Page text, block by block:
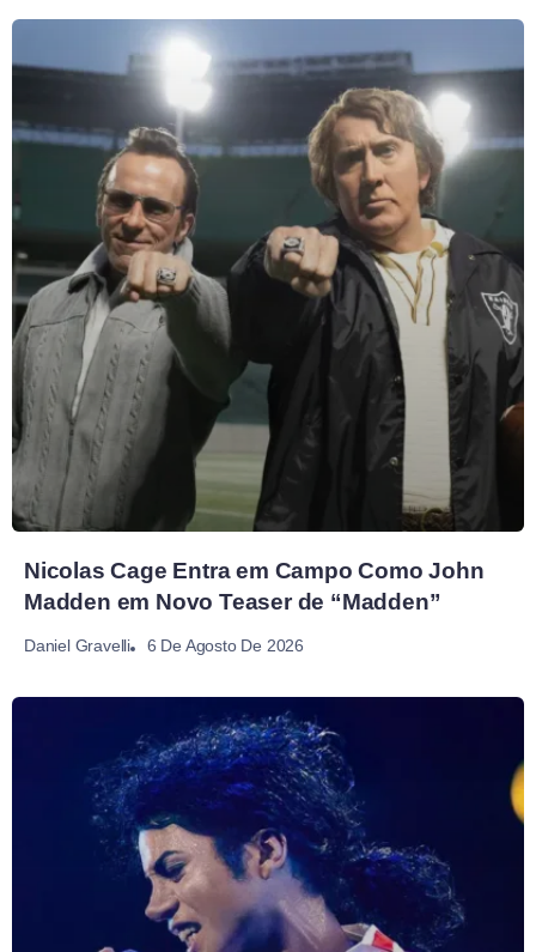
Nicolas Cage Entra em Campo Como John
Madden em Novo Teaser de “Madden”
Daniel Gravelli 6 De Agosto De 2026